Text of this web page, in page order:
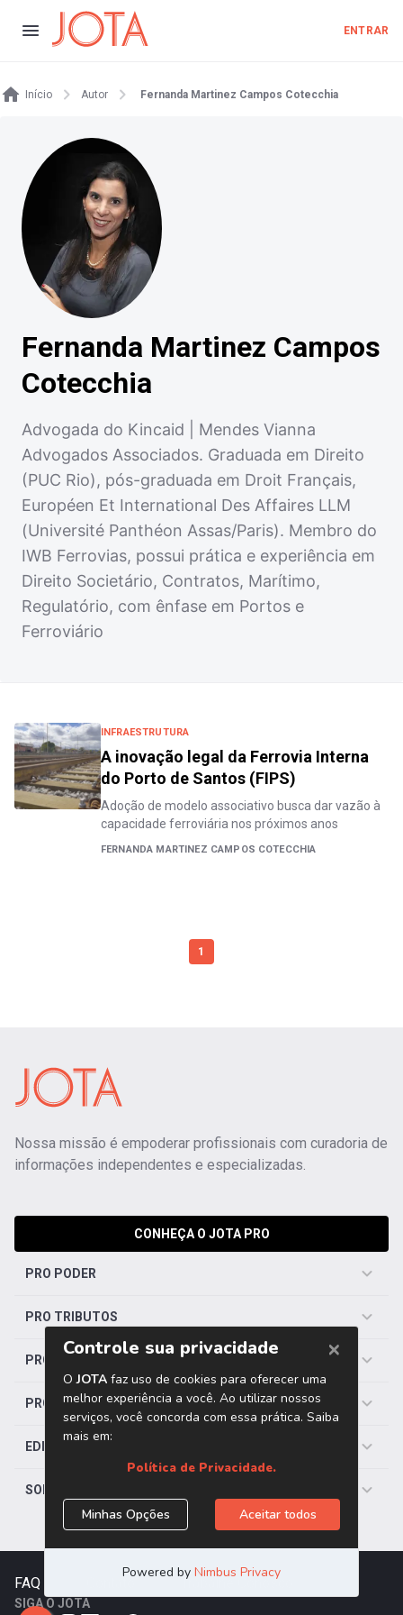
ENTRAR
Início Autor Fernanda Martinez Campos Cotecchia
Fernanda Martinez Campos
Cotecchia
Advogada do Kincaid | Mendes Vianna
Advogados Associados. Graduada em Direito
(PUC Rio), pós-graduada em Droit Français,
Européen Et International Des Affaires LLM
(Université Panthéon Assas/Paris). Membro do
IWB Ferrovias, possui prática e experiência em
Direito Societário, Contratos, Marítimo,
Regulatório, com ênfase em Portos e
Ferroviário
INFRAESTRUTURA
A inovação legal da Ferrovia Interna
do Porto de Santos (FIPS)
Adoção de modelo associativo busca dar vazão à
capacidade ferroviária nos próximos anos
FERNANDA MARTINEZ CAMPOS COTECCHIA
1
Nossa missão é empoderar profissionais com curadoria de
informações independentes e especializadas.
CONHEÇA O JOTA PRO
PRO PODER
PRO TRIBUTOS
PRO TRABALHISTA
PRO SAÚDE
EDITORIAS
SOBRE O JOTA
FAQ Trabalhe Conosco
SIGA O JOTA